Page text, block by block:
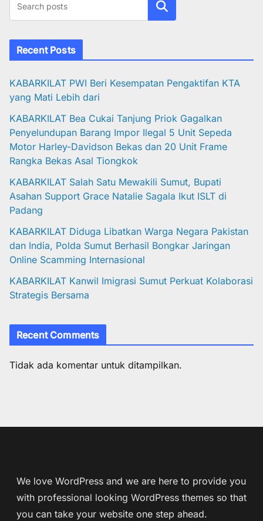
Cari
Recent Posts
KABARKILAT PWI Beri Kesempatan Pengaktifan KTA
yang Mati Lebih dari
KABARKILAT Bea Cukai Tanjung Priok Gagalkan
Penyelundupan Barang Impor Ilegal 5 Unit Sepeda
Motor Harley-Davidson Bekas dan 20 Unit Frame
Rangka Bekas Asal Tiongkok
KABARKILAT Salah Satu Mewakili Sumut, Bupati
Asahan Support Grace Natalie Sagala Ikut ISLT di
Padang
KABARKILAT Diduga Libatkan Warga Negara Pakistan
dan India, Polda Sumut Berhasil Bongkar Jaringan
Online Scamming Internasional
KABARKILAT Kanwil Imigrasi Sumut Perkuat Kolaborasi
Strategis Bersama
Recent Comments
Tidak ada komentar untuk ditampilkan.
We love WordPress and we are here to provide you
with professional looking WordPress themes so that
you can take your website one step ahead.